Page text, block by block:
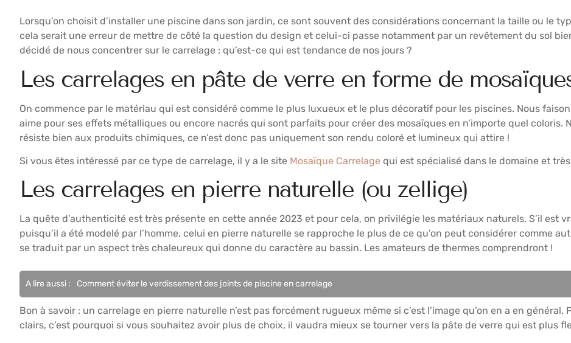
Lorsqu’on choisit d’installer une piscine dans son jardin, ce sont souvent des considérations concernant la taille ou le
cela serait une erreur de mettre de côté la question du design et celui-ci passe notamment par un revêtement du sol
décidé de nous concentrer sur le carrelage : qu’est-ce qui est tendance de nos jours ?
Les carrelages en pâte de verre en forme de
On commence par le matériau qui est considéré comme le plus luxueux et le plus décoratif pour les piscines. Nous
aime pour ses effets métalliques ou encore nacrés qui sont parfaits pour créer des mosaïques en n’importe quel coloris.
résiste bien aux produits chimiques, ce n’est donc pas uniquement son rendu coloré et lumineux qui attire !
Si vous êtes intéressé par ce type de carrelage, il y a le site Mosaïque Carrelage qui est spécialisé dans le domaine et
Les carrelages en pierre naturelle (ou zellige)
La quête d’authenticité est très présente en cette année 2023 et pour cela, on privilégie les matériaux naturels. S’il est
puisqu’il a été modelé par l’homme, celui en pierre naturelle se rapproche le plus de ce qu’on peut considérer comme
se traduit par un aspect très chaleureux qui donne du caractère au bassin. Les amateurs de thermes comprendront !
A lire aussi : Comment éviter le verdissement des joints de piscine en carrelage
Bon à savoir : un carrelage en pierre naturelle n’est pas forcément rugueux même si c’est l’image qu’on en a en
clairs, c’est pourquoi si vous souhaitez avoir plus de choix, il vaudra mieux se tourner vers la pâte de verre qui est plus